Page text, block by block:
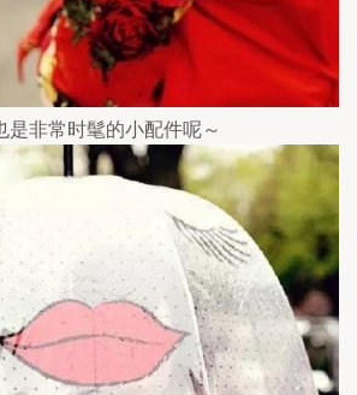
是非常时髦的小配件呢～